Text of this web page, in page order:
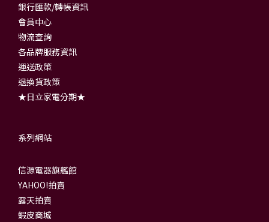
銀行匯款/轉帳資訊
會員中心
物流查詢
各品牌服務資訊
運送政策
退換貨政策
★日立家電分期★
系列網站
信源電器旗艦館
YAHOO!拍賣
露天拍賣
蝦皮商城